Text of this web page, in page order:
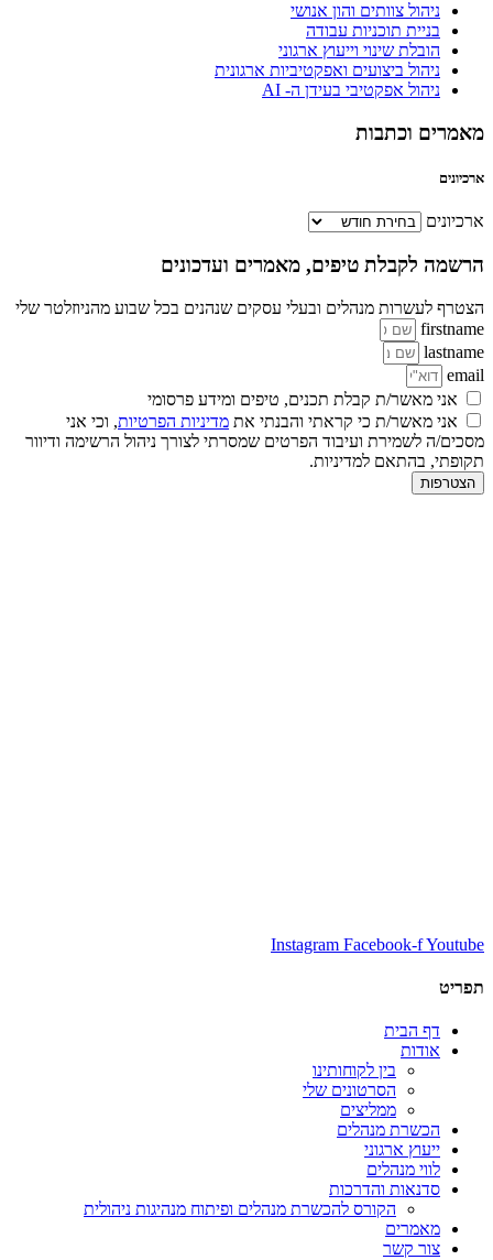
ניהול צוותים והון אנושי
בניית תוכניות עבודה
הובלת שינוי וייעוץ ארגוני
ניהול ביצועים ואפקטיביות ארגונית
ניהול אפקטיבי בעידן ה- AI
מאמרים וכתבות
ארכיונים
ארכיונים
הרשמה לקבלת טיפים, מאמרים ועדכונים
הצטרף לעשרות מנהלים ובעלי עסקים שנהנים בכל שבוע מהניוזלטר שלי
firstname
lastname
email
אני מאשר/ת קבלת תכנים, טיפים ומידע פרסומי
אני מאשר/ת כי קראתי והבנתי את מדיניות הפרטיות, וכי אני
מסכים/ה לשמירת ועיבוד הפרטים שמסרתי לצורך ניהול הרשימה ודיוור
תקופתי, בהתאם למדיניות.
הצטרפות
Instagram Facebook-fYoutube
תפריט
דף הבית
אודות
בין לקוחותינו
הסרטונים שלי
ממליצים
הכשרת מנהלים
ייעוץ ארגוני
לווי מנהלים
סדנאות והדרכות
הקורס להכשרת מנהלים ופיתוח מנהיגות ניהולית
מאמרים
צור קשר